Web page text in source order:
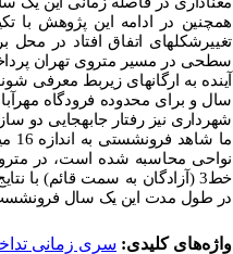
همچنین در ادامه این پژوهش با
تغییرشکل­های اتفاق افتاد در محل
سطحی در مسیر متروی تهران
آینده به ارگانهای زیربط معرفی شوند.
سال و برای محدوده فرودگاه مهرآباد
شهرداری نیز رفتار جابهجایی دو
ما شاهد فرونشستی به اندازه 16 میلی
خط3 (آزادگان به سمت قائم) با نتایج استخراج شده از تحلیل سری زمانی تداخل
در طول مدت این یک سال فرونشست
واژه‌های کلیدی: سری زمانی